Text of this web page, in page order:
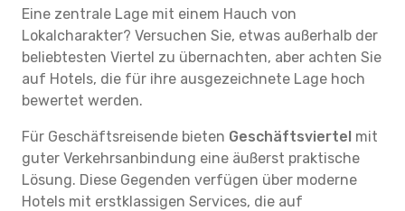
Eine zentrale Lage mit einem Hauch von
Lokalcharakter? Versuchen Sie, etwas außerhalb der
beliebtesten Viertel zu übernachten, aber achten Sie
auf Hotels, die für ihre ausgezeichnete Lage hoch
bewertet werden.
Für Geschäftsreisende bieten Geschäftsviertel mit
guter Verkehrsanbindung eine äußerst praktische
Lösung. Diese Gegenden verfügen über moderne
Hotels mit erstklassigen Services, die auf